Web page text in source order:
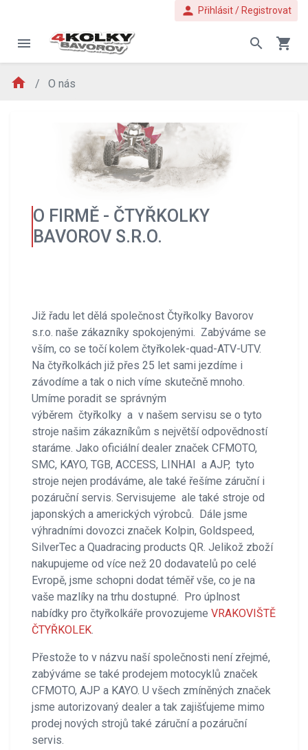
person Přihlásit / Registrovat
menu search shopping_cart
home O nás
O FIRMĚ - ČTYŘKOLKY
BAVOROV S.R.O.
Již řadu let dělá společnost Čtyřkolky Bavorov
s.r.o. naše zákazníky spokojenými. Zabýváme se
vším, co se točí kolem čtyřkolek-quad-ATV-UTV.
Na čtyřkolkách již přes 25 let sami jezdíme i
závodíme a tak o nich víme skutečně mnoho.
Umíme poradit se správným
výběrem čtyřkolky a v našem servisu se o tyto
stroje našim zákazníkům s největší odpovědností
staráme. Jako oficiální dealer značek CFMOTO,
SMC, KAYO, TGB, ACCESS, LINHAI a AJP, tyto
stroje nejen prodáváme, ale také řešíme záruční i
pozáruční servis. Servisujeme ale také stroje od
japonských a amerických výrobců. Dále jsme
výhradními dovozci značek Kolpin, Goldspeed,
SilverTec a Quadracing products QR. Jelikož zboží
nakupujeme od více než 20 dodavatelů po celé
Evropě, jsme schopni dodat téměř vše, co je na
vaše mazlíky na trhu dostupné. Pro úplnost
nabídky pro čtyřkolkáře provozujeme VRAKOVIŠTĚ
ČTYŘKOLEK.
Přestože to v názvu naší společnosti není zřejmé,
zabýváme se také prodejem motocyklů značek
CFMOTO, AJP a KAYO. U všech zmíněných značek
jsme autorizovaný dealer a tak zajišťujeme mimo
prodej nových strojů také záruční a pozáruční
servis.